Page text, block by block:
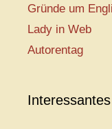
Gründe um
Lady in Web
Autorentag
Interessantes